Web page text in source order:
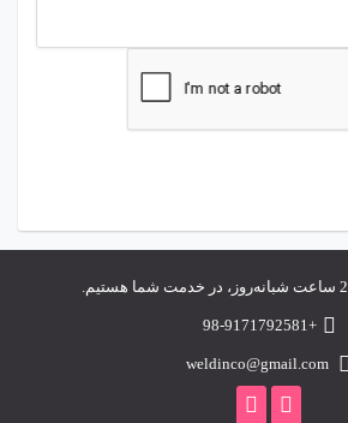
+98-9171792581
weldinco@gmail.com